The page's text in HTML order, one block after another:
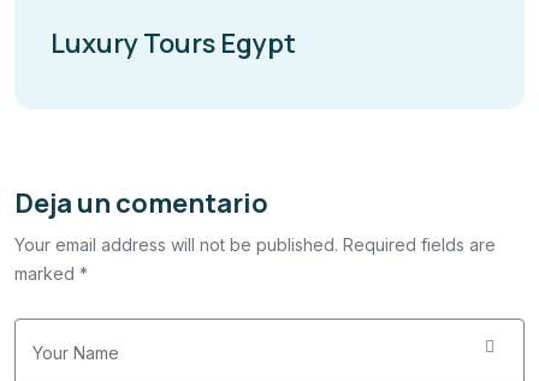
Luxury Tours Egypt
Deja un comentario
Your email address will not be published. Required fields are
marked *